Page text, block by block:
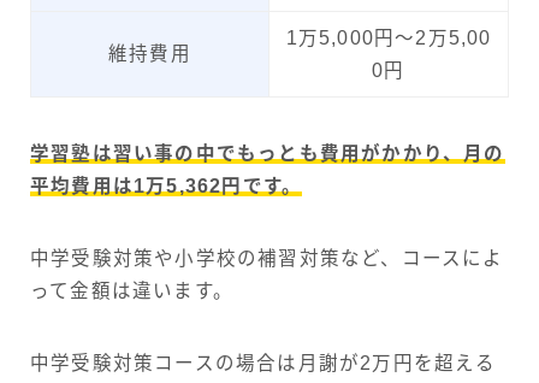
維持費用
1万5,000円〜2万5,00
0円
学習塾は習い事の中でもっとも費用がかかり、月の
平均費用は1万5,362円です。
中学受験対策や小学校の補習対策など、コースによ
って金額は違います。
中学受験対策コースの場合は月謝が2万円を超える